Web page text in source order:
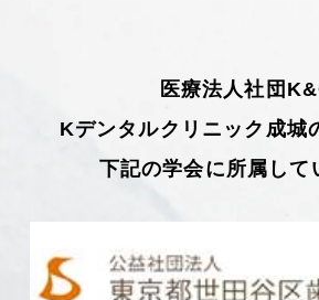
医療法人社団
Kデンタルクリニック成城
下記の学会に所属して